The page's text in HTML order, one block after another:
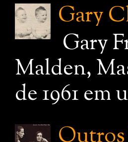
Gary
Gary
Malden,
de 1961 em